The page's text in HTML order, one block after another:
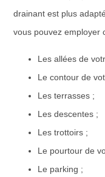
drainant est plus
vous pouvez employer
Les allées de
Le contour de
Les terrasses ;
Les descentes ;
Les trottoirs ;
Le pourtour de
Le parking ;